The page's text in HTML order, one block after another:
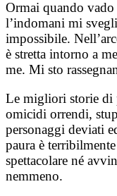
Ormai quando vado
l’indomani mi
impossibile.
è stretta intorno a
me. Mi sto
Le migliori storie di
omicidi orrendi,
personaggi deviati
paura è
spettacolare né
nemmeno.